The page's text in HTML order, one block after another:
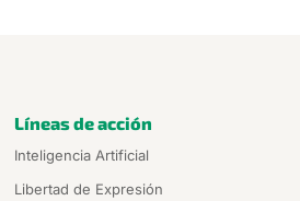
Líneas de acción
Inteligencia Artificial
Libertad de Expresión